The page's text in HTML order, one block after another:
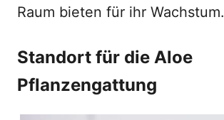
Raum bieten für ihr Wachstum.
Standort für die Aloe
Pflanzengattung